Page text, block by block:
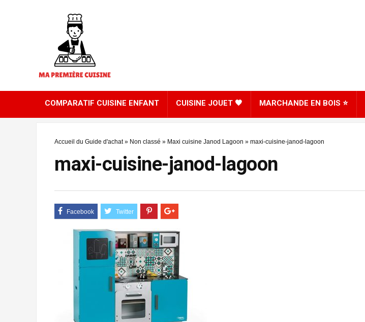
COMPARATIF CUISINE ENFANT CUISINE JOUET 🖤 MARCHANDE EN BOIS ⭐
Accueil du Guide d'achat» Non classé » Maxi cuisine Janod Lagoon » maxi-cuisine-janod-lagoon
maxi-cuisine-janod-lagoon